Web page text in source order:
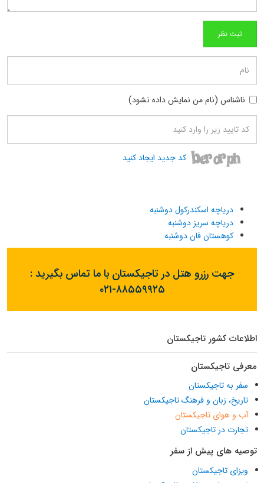
ناشناس (نام من نمایش داده نشود)
کد جدید ایجاد کنید
دریاچه اسکندرکول دوشنبه
دریاچه سریز دوشنبه
کوهستان فان دوشنبه
جهت رزرو هتل در تاجیکستان با ما تماس بگیرید :
۰۲۱-۸۸۵۵۹۹۲۵
اطلاعات کشور تاجیکستان
معرفی تاجیکستان
سفر به تاجیکستان
تاریخ، زبان و فرهنگ تاجیکستان
آب و هوای تاجیکستان
تجارت در تاجیکستان
توصیه های پیش از سفر
ویزای تاجیکستان